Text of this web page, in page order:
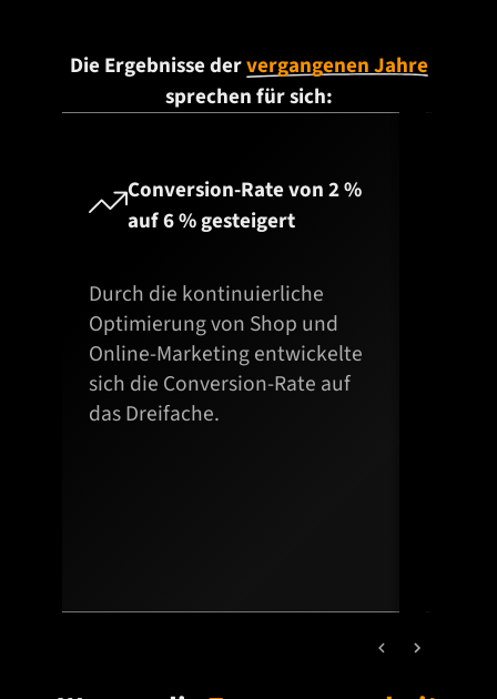
Die Ergebnisse dervergangenen Jahre
sprechen für sich:
Conversion-Rate von 2 %
auf 6 % gesteigert
Durch die kontinuierliche
Optimierung von Shop und
Online-Marketing entwickelte
sich die Conversion-Rate auf
das Dreifache.